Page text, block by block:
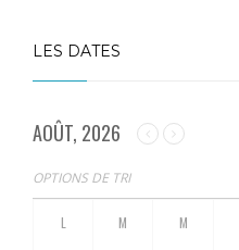
LES DATES
AOÛT, 2026
OPTIONS DE TRI